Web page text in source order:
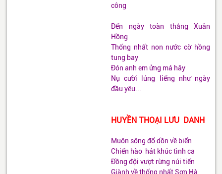
công
Đến ngày toàn thắng Xuân
Hồng
Thống nhất non nước cờ hồng
tung bay
Đón anh em ửng má hây
Nụ cười lúng liếng như ngày
đầu yêu...
HUYỀN THOẠI LƯU DANH
Muôn sông đổ dồn về biển
Chiến hào hát khúc tình ca
Đồng đội vượt rừng núi tiến
Giành về thống nhất Sơn Hà